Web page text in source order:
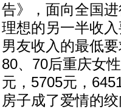
告》，面向全国
理想的另一半收
男友收入的最低
80、70后重庆女
元，5705元，
房子成了爱情的绞